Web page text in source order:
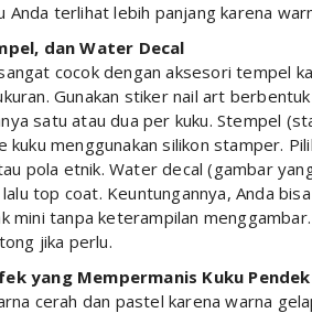
Anda terlihat lebih panjang karena
dan Water Decal
cocok dengan aksesori tempel
Gunakan stiker nail art
satu atau dua per kuku. Stempel
kuku menggunakan silikon stamper.
pola etnik. Water decal (gambar
top coat. Keuntungannya, Anda
mini tanpa keterampilan
jika perlu.
yang Mempermanis Kuku Pendek
cerah dan pastel karena warna